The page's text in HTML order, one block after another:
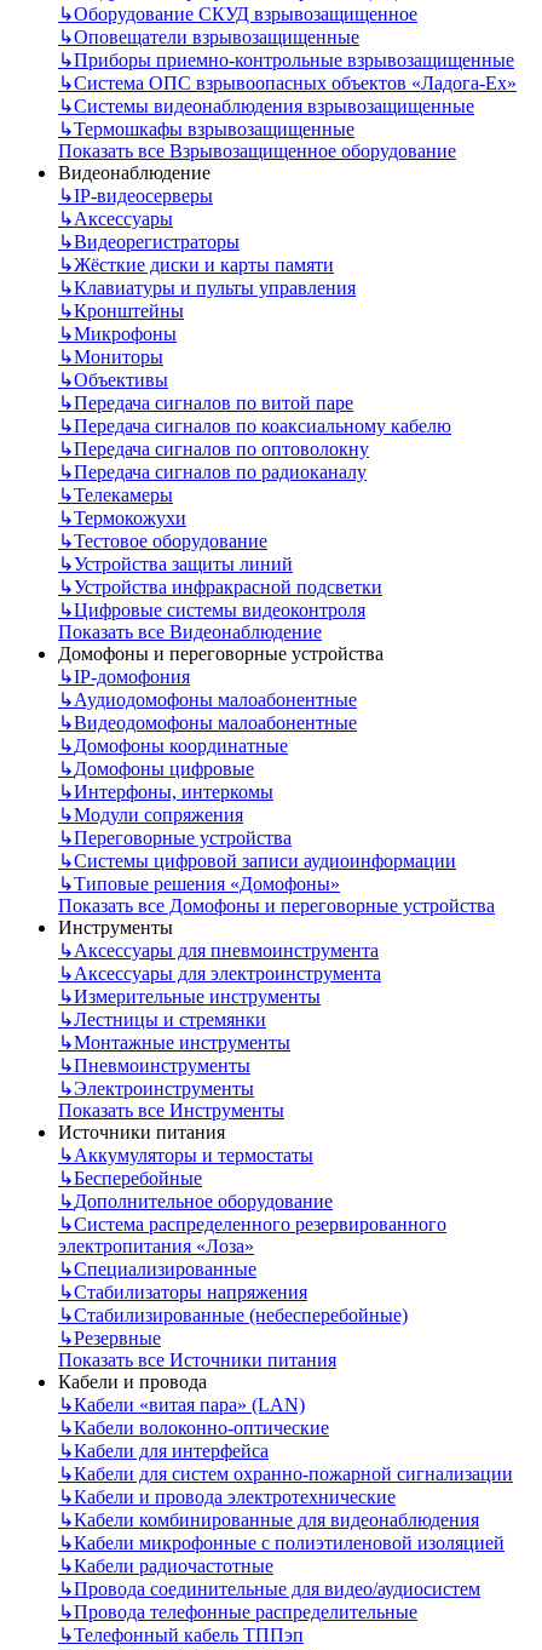
↳Оборудование СКУД взрывозащищенное
↳Оповещатели взрывозащищенные
↳Приборы приемно-контрольные взрывозащищенные
↳Система ОПС взрывоопасных объектов «Ладога-Ex»
↳Системы видеонаблюдения взрывозащищенные
↳Термошкафы взрывозащищенные
Показать все Взрывозащищенное оборудование
Видеонаблюдение
↳IP-видеосерверы
↳Аксессуары
↳Видеорегистраторы
↳Жёсткие диски и карты памяти
↳Клавиатуры и пульты управления
↳Кронштейны
↳Микрофоны
↳Мониторы
↳Объективы
↳Передача сигналов по витой паре
↳Передача сигналов по коаксиальному кабелю
↳Передача сигналов по оптоволокну
↳Передача сигналов по радиоканалу
↳Телекамеры
↳Термокожухи
↳Тестовое оборудование
↳Устройства защиты линий
↳Устройства инфракрасной подсветки
↳Цифровые системы видеоконтроля
Показать все Видеонаблюдение
Домофоны и переговорные устройства
↳IP-домофония
↳Аудиодомофоны малоабонентные
↳Видеодомофоны малоабонентные
↳Домофоны координатные
↳Домофоны цифровые
↳Интерфоны, интеркомы
↳Модули сопряжения
↳Переговорные устройства
↳Системы цифровой записи аудиоинформации
↳Типовые решения «Домофоны»
Показать все Домофоны и переговорные устройства
Инструменты
↳Аксессуары для пневмоинструмента
↳Аксессуары для электроинструмента
↳Измерительные инструменты
↳Лестницы и стремянки
↳Монтажные инструменты
↳Пневмоинструменты
↳Электроинструменты
Показать все Инструменты
Источники питания
↳Аккумуляторы и термостаты
↳Бесперебойные
↳Дополнительное оборудование
↳Система распределенного резервированного
электропитания «Лоза»
↳Специализированные
↳Стабилизаторы напряжения
↳Стабилизированные (небесперебойные)
↳Резервные
Показать все Источники питания
Кабели и провода
↳Кабели «витая пара» (LAN)
↳Кабели волоконно-оптические
↳Кабели для интерфейса
↳Кабели для систем охранно-пожарной сигнализации
↳Кабели и провода электротехнические
↳Кабели комбинированные для видеонаблюдения
↳Кабели микрофонные с полиэтиленовой изоляцией
↳Кабели радиочастотные
↳Провода соединительные для видео/аудиосистем
↳Провода телефонные распределительные
↳Телефонный кабель ТППэп